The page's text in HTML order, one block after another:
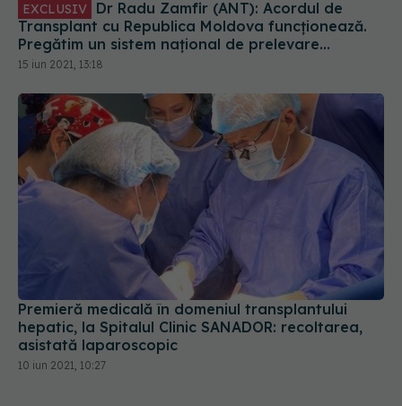
EXCLUSIV
Transplant cu Republica Moldova funcționează.
Pregătim un sistem național de prelevare
multiorgan
15 iun 2021, 13:18
Premieră medicală în domeniul transplantului
hepatic, la Spitalul Clinic SANADOR: recoltarea,
asistată laparoscopic
10 iun 2021, 10:27